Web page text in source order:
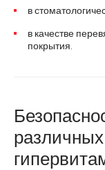
в
в качестве
покрытия.